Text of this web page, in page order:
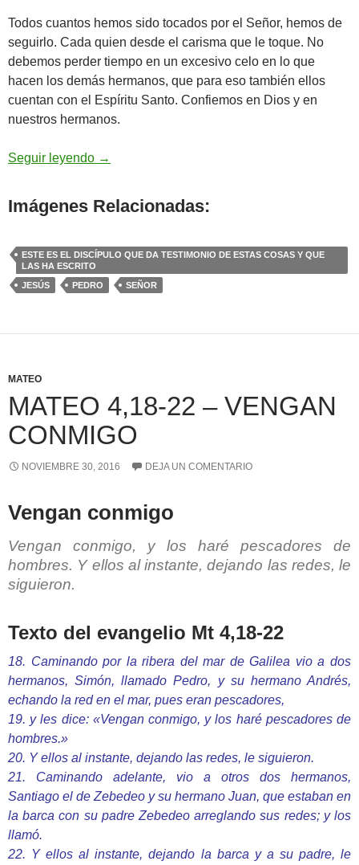
Todos cuantos hemos sido tocados por el Señor, hemos de
seguirlo. Cada quien desde el carisma que le toque. No
debemos perder tiempo en un excesivo celo en lo que
hacen los demás hermanos, que para eso también ellos
cuentan con el Espíritu Santo. Confiemos en Dios y en
nuestros hermanos.
Seguir leyendo Juan 21,20-25 – ¿qué te importa? Tú,
→
Imágenes Relacionadas:
ESTE ES EL DISCÍPULO QUE DA TESTIMONIO DE ESTAS COSAS Y QUE
LAS HA ESCRITO
JESÚS
PEDRO SEÑOR
MATEO
MATEO 4,18-22 – VENGAN
CONMIGO
NOVIEMBRE 30, 2016 DEJA UN COMENTARIO
Vengan conmigo
Vengan conmigo, y los haré pescadores de
hombres. Y ellos al instante, dejando las redes, le
siguieron.
Texto del evangelio Mt 4,18-22
18. Caminando por la ribera del mar de Galilea vio a dos
hermanos, Simón, llamado Pedro, y su hermano Andrés,
echando la red en el mar, pues eran pescadores,
19. y les dice: «Vengan conmigo, y los haré pescadores de
hombres.»
20. Y ellos al instante, dejando las redes, le siguieron.
21. Caminando adelante, vio a otros dos hermanos,
Santiago el de Zebedeo y su hermano Juan, que estaban en
la barca con su padre Zebedeo arreglando sus redes; y los
llamó.
22. Y ellos al instante, dejando la barca y a su padre, le